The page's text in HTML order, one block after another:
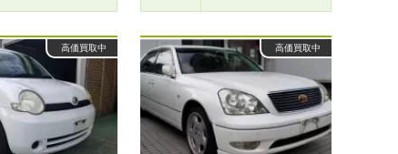
高価買取中 高価買取中